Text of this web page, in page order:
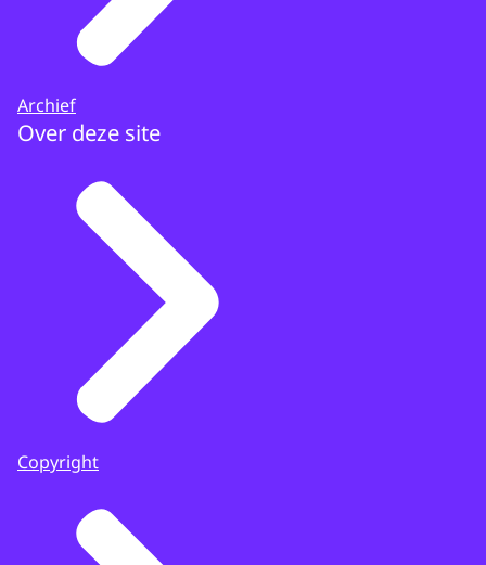
Archief
Over deze site
Copyright